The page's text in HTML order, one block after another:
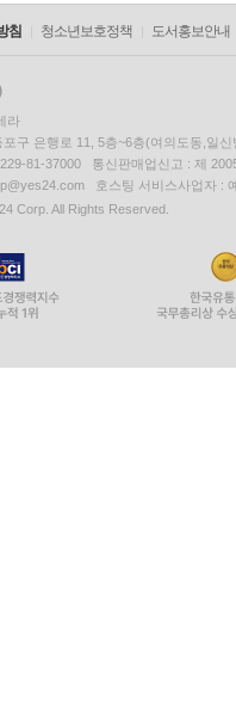
침 청소년보호정책 도서홍보안내
라
포구 은행로 11, 5층~6층(여의도동,일신
81-37000 통신판매업신고 : 제
호스팅 서비스사업자 :
Corp. All Rights Reserved.